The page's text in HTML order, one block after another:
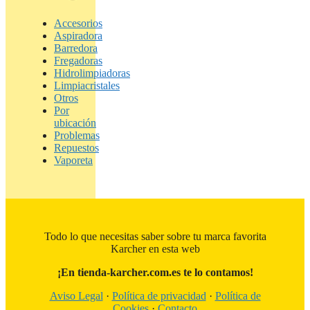
Accesorios
Aspiradora
Barredora
Fregadoras
Hidrolimpiadoras
Limpiacristales
Otros
Por
ubicación
Problemas
Repuestos
Vaporeta
Todo lo que necesitas saber sobre tu marca favorita
Karcher en esta web
¡En tienda-karcher.com.es te lo contamos!
Aviso Legal · Política de privacidad · Política de